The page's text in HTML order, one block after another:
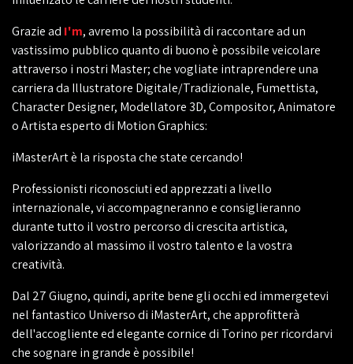
Grazie ad I'm, avremo la possibilità di raccontare ad un
vastissimo pubblico quanto di buono è possibile veicolare
attraverso i nostri Master; che vogliate intraprendere una
carriera da Illustratore Digitale/Tradizionale, Fumettista,
Character Designer, Modellatore 3D, Compositor, Animatore
o Artista esperto di Motion Graphics:
iMasterArt è la risposta che state cercando!
Professionisti riconosciuti ed apprezzati a livello
internazionale, vi accompagneranno e consiglieranno
durante tutto il vostro percorso di crescita artistica,
valorizzando al massimo il vostro talento e la vostra
creatività.
Dal 27 Giugno, quindi, aprite bene gli occhi ed immergetevi
nel fantastico Universo di iMasterArt, che approfitterà
dell'accogliente ed elegante cornice di Torino per ricordarvi
che sognare in grande è possibile!